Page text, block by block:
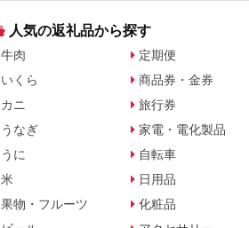
人気の返礼品から探す
牛肉
いくら
カニ
うなぎ
うに
米
果物・フルーツ
定期便
商品券・金券
旅行券
家電・電化製品
自転車
日用品
化粧品